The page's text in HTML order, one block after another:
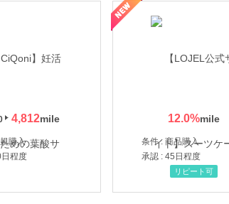
4,812
購入
程度
12.0%
条件 : 商品購入
承認 : 45日程度
リピート可
買取を実現！ブランド品・貴金属の無料査定